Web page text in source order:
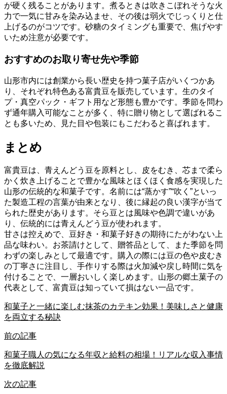
が硬く残ることがあります。煮るときは吹きこぼれそうな火
力で一気に甘みを染み込ませ、その後は弱火でじっくりと仕
上げるのがコツです。砂糖のタイミングも重要で、焦げやす
いため注意が必要です。
おすすめのお取り寄せ先や季節
山形市内には創業から長い歴史を持つ菓子店がいくつかあ
り、それぞれ特色ある富貴豆を販売しています。生のタイ
プ・真空パック・ギフト用など形態も豊かです。季節を問わ
ず通年購入可能なことが多く、特に贈り物として選ばれるこ
とも多いため、見た目や包装にもこだわると喜ばれます。
まとめ
富貴豆は、青えんどう豆を原料とし、皮をむき、芯まで柔ら
かく炊き上げることで豊かな風味とほくほく食感を実現した
山形の伝統的な和菓子です。名前には“蒸かす”“吹く”といっ
た製造工程の言葉が由来となり、後に縁起の良い漢字が当て
られた歴史があります。そら豆とは風味や色調で違いがあ
り、伝統的には青えんどう豆が使われます。
甘さは控えめで、豆好き・和菓子好きの期待にたがわない上
品な味わい。お茶請けとして、贈答品として、また季節を問
わずの楽しみとして最適です。購入の際には豆の色や皮むき
の丁寧さに注目し、手作りする際は火加減や戻し時間に気を
付けることで、一層おいしく楽しめます。山形の郷土菓子の
代表として、富貴豆は知っていて損はない一品です。
和菓子と一緒に楽しむ抹茶のカテキン効果！美味しさと健康
を両立する秘訣
前の記事
和菓子職人の気になる年収と給料の相場！リアルな収入事情
を徹底解説
次の記事